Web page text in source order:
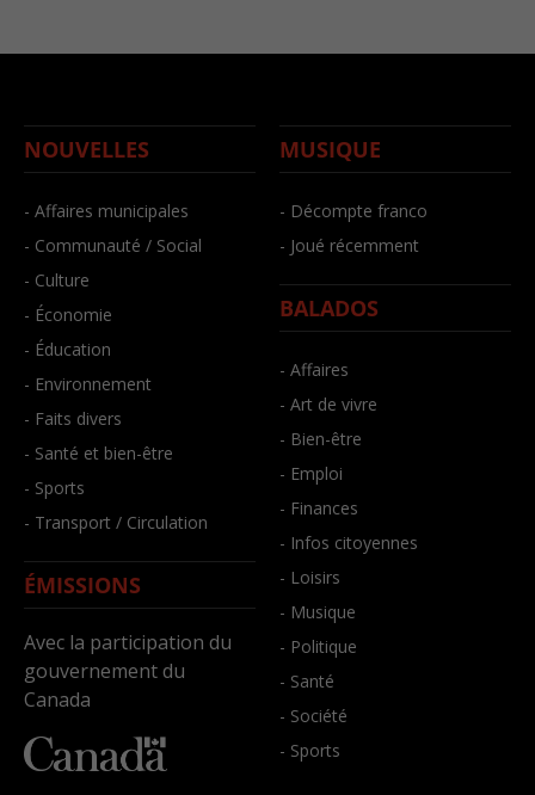
NOUVELLES
- Affaires municipales
- Communauté / Social
- Culture
- Économie
- Éducation
- Environnement
- Faits divers
- Santé et bien-être
- Sports
- Transport / Circulation
ÉMISSIONS
Avec la participation du
gouvernement du
Canada
MUSIQUE
- Décompte franco
- Joué récemment
BALADOS
- Affaires
- Art de vivre
- Bien-être
- Emploi
- Finances
- Infos citoyennes
- Loisirs
- Musique
- Politique
- Santé
- Société
- Sports